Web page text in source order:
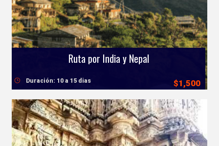
Ruta por India y Nepal
$1,500
Duración: 10 a 15 dias